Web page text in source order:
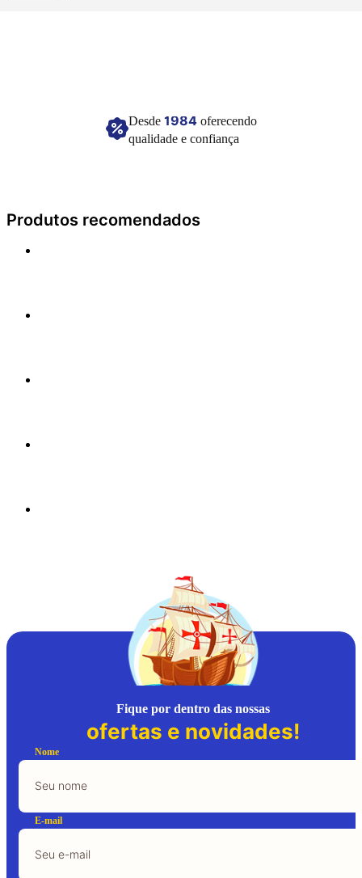
Desde 1984oferecendo
qualidade e confiança
Produtos recomendados
Fique por dentro das nossas
ofertas e novidades!
Nome
E-mail